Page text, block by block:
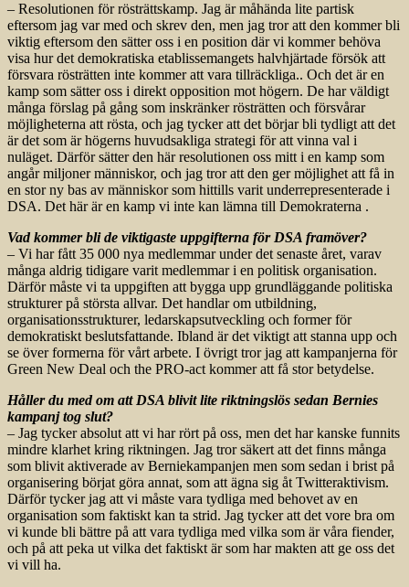
– Resolutionen för rösträttskamp. Jag är måhända lite partisk
eftersom jag var med och skrev den, men jag tror att den kommer bli
viktig eftersom den sätter oss i en position där vi kommer behöva
visa hur det demokratiska etablissemangets halvhjärtade försök att
försvara rösträtten inte kommer att vara tillräckliga.. Och det är en
kamp som sätter oss i direkt opposition mot högern. De har väldigt
många förslag på gång som inskränker rösträtten och försvårar
möjligheterna att rösta, och jag tycker att det börjar bli tydligt att det
är det som är högerns huvudsakliga strategi för att vinna val i
nuläget. Därför sätter den här resolutionen oss mitt i en kamp som
angår miljoner människor, och jag tror att den ger möjlighet att få in
en stor ny bas av människor som hittills varit underrepresenterade i
DSA. Det här är en kamp vi inte kan lämna till Demokraterna .
Vad kommer bli de viktigaste uppgifterna för DSA framöver?
– Vi har fått 35 000 nya medlemmar under det senaste året, varav
många aldrig tidigare varit medlemmar i en politisk organisation.
Därför måste vi ta uppgiften att bygga upp grundläggande politiska
strukturer på största allvar. Det handlar om utbildning,
organisationsstrukturer, ledarskapsutveckling och former för
demokratiskt beslutsfattande. Ibland är det viktigt att stanna upp och
se över formerna för vårt arbete. I övrigt tror jag att kampanjerna för
Green New Deal och the PRO-act kommer att få stor betydelse.
Håller du med om att DSA blivit lite riktningslös sedan Bernies
kampanj tog slut?
– Jag tycker absolut att vi har rört på oss, men det har kanske funnits
mindre klarhet kring riktningen. Jag tror säkert att det finns många
som blivit aktiverade av Berniekampanjen men som sedan i brist på
organisering börjat göra annat, som att ägna sig åt Twitteraktivism.
Därför tycker jag att vi måste vara tydliga med behovet av en
organisation som faktiskt kan ta strid. Jag tycker att det vore bra om
vi kunde bli bättre på att vara tydliga med vilka som är våra fiender,
och på att peka ut vilka det faktiskt är som har makten att ge oss det
vi vill ha.